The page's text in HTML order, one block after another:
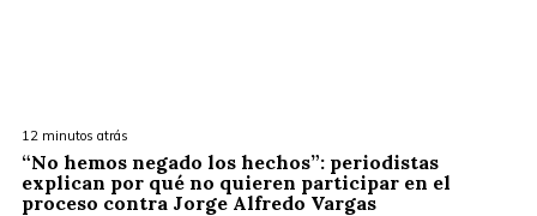
12 minutos atrás
“No hemos negado los hechos”: periodistas
explican por qué no quieren participar en el
proceso contra Jorge Alfredo Vargas